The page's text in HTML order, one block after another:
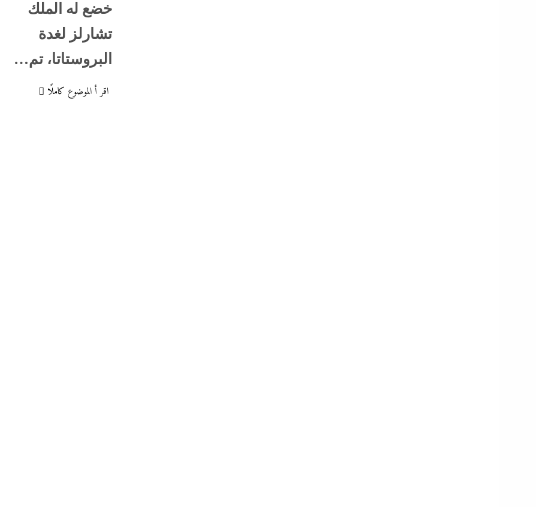
خضع له الملك
تشارلز لغدة
البروستاتا، تم…
اقر أ الموضوع كاملًا